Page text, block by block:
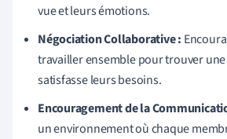
vue et leurs émotions.
Négociation Collaborative :
travailler ensemble pour trouver
satisfasse leurs besoins.
Encouragement de la
un environnement où chaque